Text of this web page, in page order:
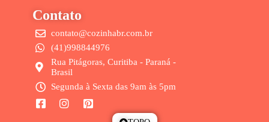
Contato
contato@cozinhabr.com.br
(41)998844976
Rua Pitágoras, Curitiba - Paraná -
Brasil
Segunda à Sexta das 9am às 5pm